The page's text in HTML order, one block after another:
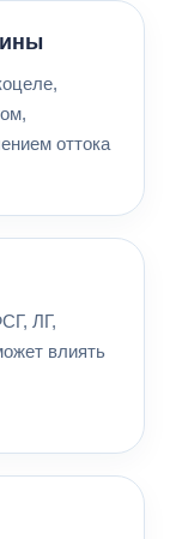
оттока
ЛГ,
влиять